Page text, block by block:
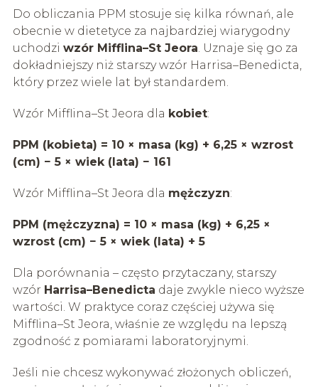
Do obliczania PPM stosuje się kilka równań, ale
obecnie w dietetyce za najbardziej wiarygodny
uchodzi wzór Mifflina–St Jeora. Uznaje się go za
dokładniejszy niż starszy wzór Harrisa–Benedicta,
który przez wiele lat był standardem.
Wzór Mifflina–St Jeora dla kobiet:
PPM (kobieta) = 10 × masa (kg) + 6,25 × wzrost
(cm) − 5 × wiek (lata) − 161
Wzór Mifflina–St Jeora dla mężczyzn:
PPM (mężczyzna) = 10 × masa (kg) + 6,25 ×
wzrost (cm) − 5 × wiek (lata) + 5
Dla porównania – często przytaczany, starszy
wzór Harrisa–Benedicta daje zwykle nieco wyższe
wartości. W praktyce coraz częściej używa się
Mifflina–St Jeora, właśnie ze względu na lepszą
zgodność z pomiarami laboratoryjnymi.
Jeśli nie chcesz wykonywać złożonych obliczeń,